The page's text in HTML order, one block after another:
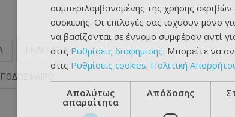
ΕΝΔΕΚΑΔΑ
συμπεριλαμβανομένης της χρήσης
συσκευής. Οι επιλογές σας ισχύουν μόνο
να βασίζονται σε έννομο συμφέρον αντί
στις Ρυθμίσεις διαφήμισης. Μπορείτε να
στις Ρυθμίσεις cookies. Πολιτική
Απολύτως
απαραίτητα
Απόδοσης